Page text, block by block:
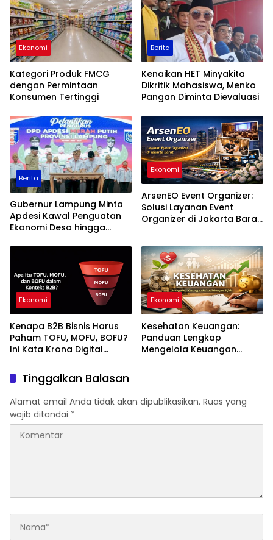
Ekonomi
Kategori Produk FMCG
dengan Permintaan
Konsumen Tertinggi
Berita
Kenaikan HET Minyakita
Dikritik Mahasiswa, Menko
Pangan Diminta Dievaluasi
Berita
Gubernur Lampung Minta
Apdesi Kawal Penguatan
Ekonomi Desa hingga
Ekonomi
ArsenEO Event Organizer:
Solusi Layanan Event
Organizer di Jakarta Barat
Ekonomi
Kenapa B2B Bisnis Harus
Paham TOFU, MOFU, BOFU?
Ini Kata Krona Digital
Ekonomi
Kesehatan Keuangan:
Panduan Lengkap
Mengelola Keuangan
Tinggalkan Balasan
Alamat email Anda tidak akan dipublikasikan. Ruas yang
wajib ditandai *